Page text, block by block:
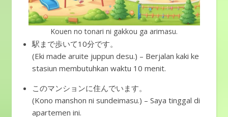
Kouen no tonari ni gakkou ga arimasu.
駅まで歩いて10分です。
(Eki made aruite juppun desu.) – Berjalan kaki ke
stasiun membutuhkan waktu 10 menit.
このマンションに住んでいます。
(Kono manshon ni sundeimasu.) – Saya tinggal di
apartemen ini.